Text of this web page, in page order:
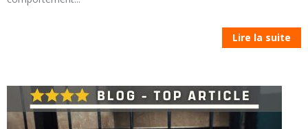
Lire la suite